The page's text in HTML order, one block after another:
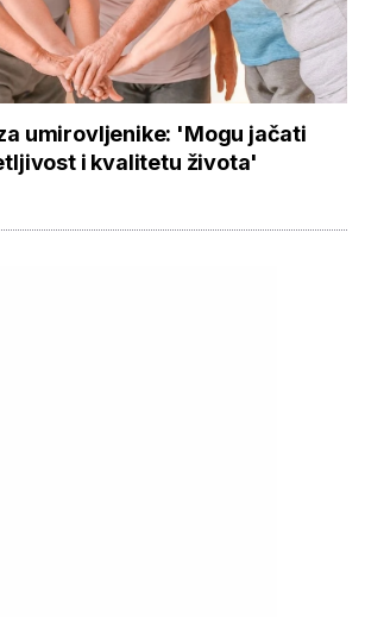
umirovljenike: 'Mogu jačati
i kvalitetu života'